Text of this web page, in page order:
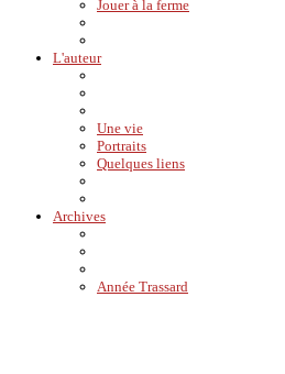
Jouer à la ferme
L'auteur
Une vie
Portraits
Quelques liens
Archives
Année Trassard